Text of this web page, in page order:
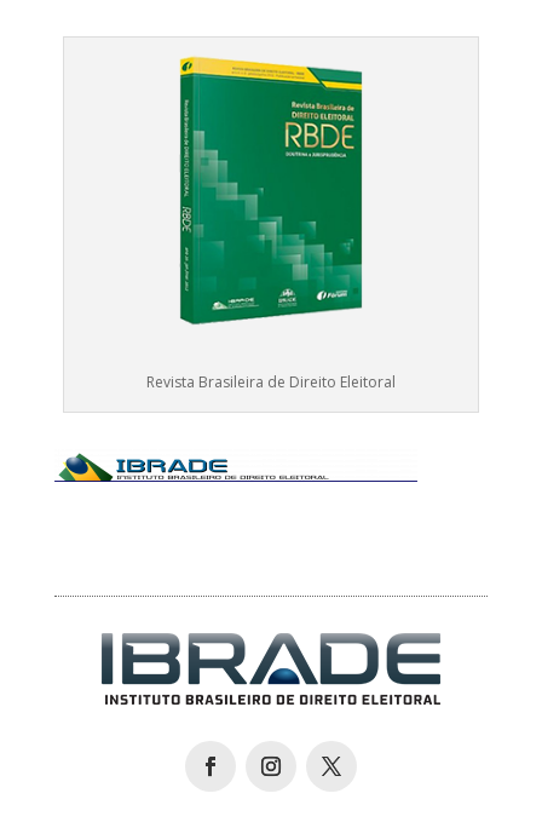
Revista Brasileira de Direito Eleitoral